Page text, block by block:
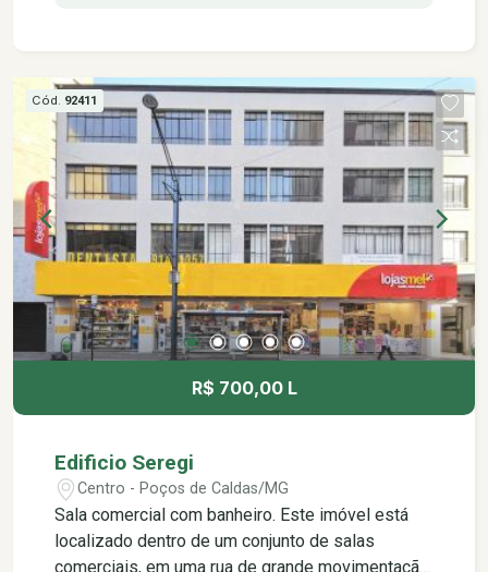
Cód. 92411
R$ 700,00 L
Edificio Seregi
Centro - Poços de Caldas/MG
Sala comercial com banheiro. Este imóvel está
localizado dentro de um conjunto de salas
comerciais, em uma rua de grande movimentação